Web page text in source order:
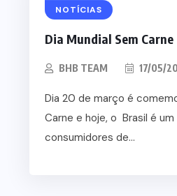
NOTÍCIAS
Dia Mundial Sem Carne
BHB TEAM 17/05/
Dia 20 de março é
Carne e hoje, o Brasil é
consumidores de...